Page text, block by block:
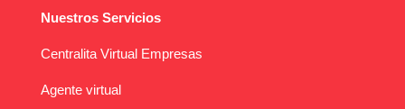
Nuestros Servicios
Centralita Virtual Empresas
Agente virtual